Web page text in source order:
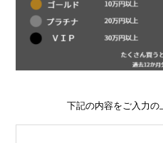
下記の内容をご入力の